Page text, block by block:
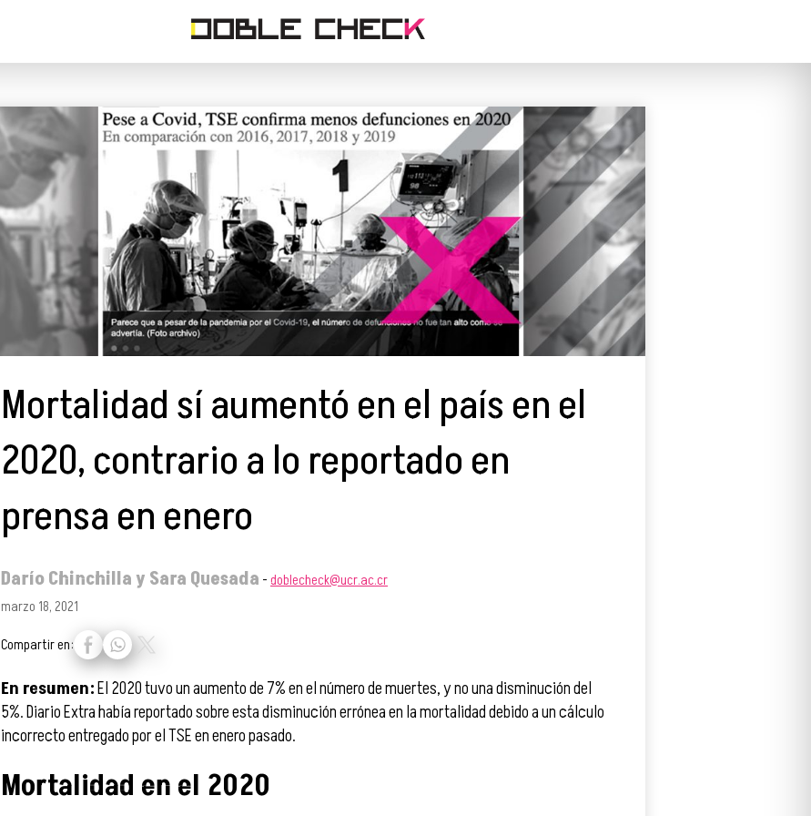
Mortalidad sí aumentó en el país en el
2020, contrario a lo reportado en
prensa en enero
Darío Chinchilla y Sara Quesada -doblecheck@ucr.ac.cr
marzo 18, 2021
Compartir en:
En resumen:El 2020 tuvo un aumento de 7% en el número de muertes, y no una disminución del
5%. Diario Extra había reportado sobre esta disminución errónea en la mortalidad debido a un cálculo
incorrecto entregado por el TSE en enero pasado.
Mortalidad en el 2020